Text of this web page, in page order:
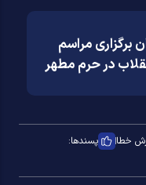
برگزاری مراسم
در حرم مطهر
خطا
پسندها: